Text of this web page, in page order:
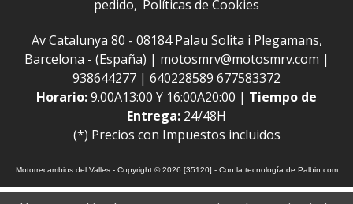
pedido Políticas de Cookies
Av Catalunya 80 - 08184 Palau Solita i Plegamans,
Barcelona - (España) | motosmrv@motosmrv.com |
938644277 | 640228589 677583372
Horario:9.00A13:00 Y 16:00A20:00 | Tiempo de
Entrega: 24/48H
(*) Precios con Impuestos incluidos
Motorrecambios del Valles- Copyright © 2026 [35120] - Con la tecnología de Palbin.com